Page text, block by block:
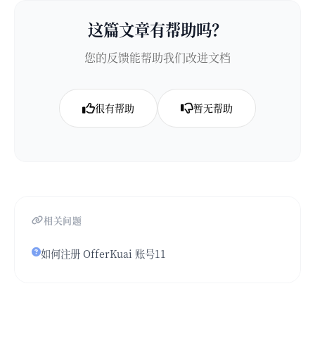
这篇文章有帮助吗？
您的反馈能帮助我们改进文档
很有帮助 暂无帮助
相关问题
如何注册 OfferKuai 账号11